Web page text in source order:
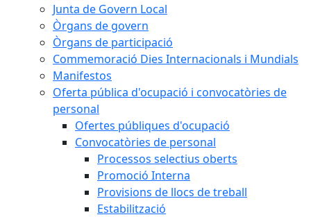
Junta de Govern Local
Òrgans de govern
Òrgans de participació
Commemoració Dies Internacionals i Mundials
Manifestos
Oferta pública d'ocupació i convocatòries de
personal
Ofertes públiques d'ocupació
Convocatòries de personal
Processos selectius oberts
Promoció Interna
Provisions de llocs de treball
Estabilització